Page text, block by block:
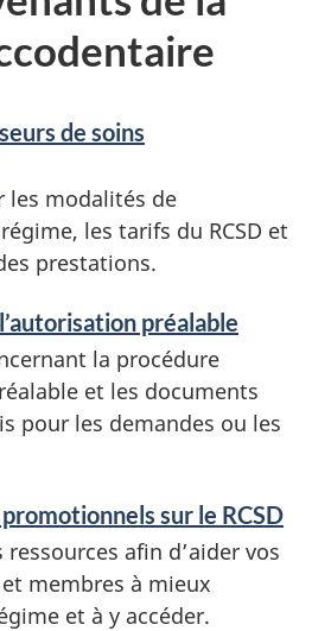
de soins
modalités de
les tarifs du RCSD et
prestations.
préalable
la procédure
et les documents
pour les demandes ou les
sur le RCSD
afin d’aider vos
membres à mieux
et à y accéder.